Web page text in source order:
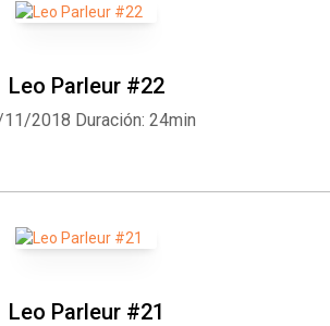
Leo Parleur #22
2018 Duración: 24min
Leo Parleur #21